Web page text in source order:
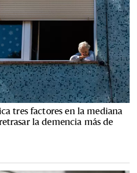
tres factores en la mediana
la demencia más de